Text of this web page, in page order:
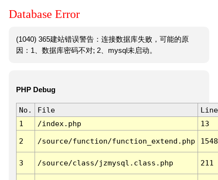
Database Error
(1040) 365建站错误警告：连接数据库失败，可能的原
因：1、数据库密码不对; 2、mysql未启动。
PHP Debug
No. File
Line
1
/index.php 13
2 /source/function/function_extend.php 1548
3 /source/class/jzmysql.class.php 211